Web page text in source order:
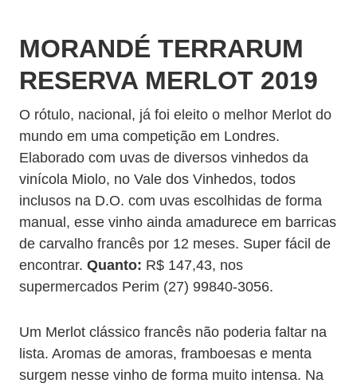
MORANDÉ TERRARUM
RESERVA MERLOT 2019
O rótulo, nacional, já foi eleito o melhor Merlot do
mundo em uma competição em Londres.
Elaborado com uvas de diversos vinhedos da
vinícola Miolo, no Vale dos Vinhedos, todos
inclusos na D.O. com uvas escolhidas de forma
manual, esse vinho ainda amadurece em barricas
de carvalho francês por 12 meses. Super fácil de
encontrar.Quanto: R$ 147,43, nos
supermercados Perim (27) 99840-3056.
Um Merlot clássico francês não poderia faltar na
lista. Aromas de amoras, framboesas e menta
surgem nesse vinho de forma muito intensa. Na